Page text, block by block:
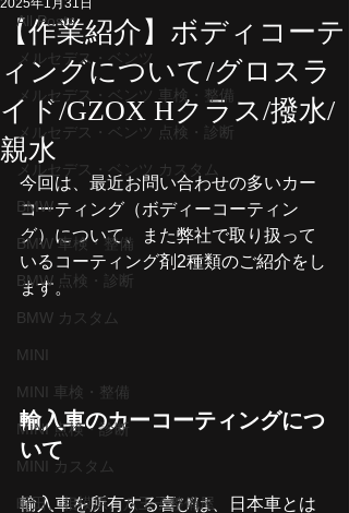
All Posts
メルセデス・ベンツ
メルセデス・ベンツ 車検・整備
メルセデス・ベンツ 点検・診断
メルセデス・ベンツ カスタム
BMW
BMW 車検・整備
BMW 点検・診断
BMW カスタム
MINI
MINI 車検・整備
MINI 点検・診断
MINI カスタム
町田、相模原、八王子整備屋
【作業紹介】ボディコーテ
ィングについて/グロスラ
イド/GZOX Hクラス/撥水/
親水
2025年1月31日
今回は、最近お問い合わせの多いカー
コーティング（ボディーコーティン
グ）について、また弊社で取り扱って
いるコーティング剤2種類のご紹介をし
ます。
輸入車のカーコーティングにつ
いて
輸入車を所有する喜びは、日本車とは